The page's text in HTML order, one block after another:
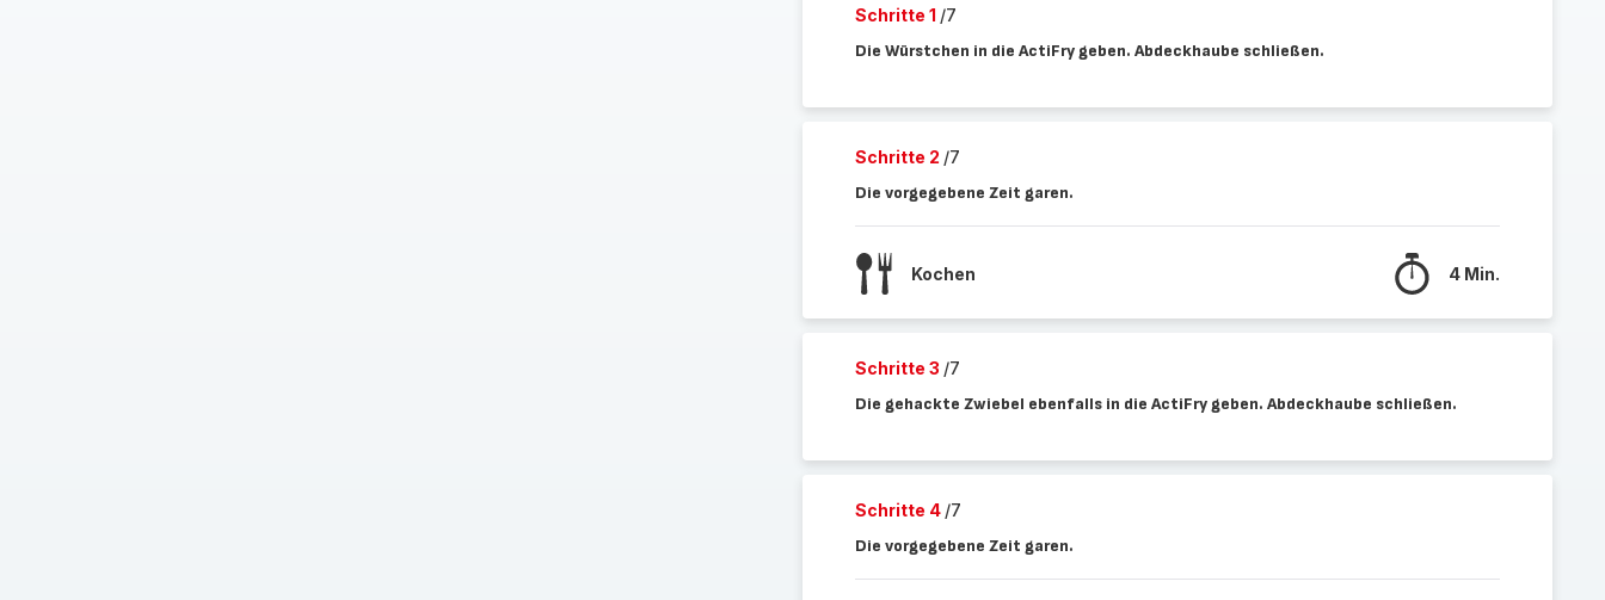
Schritte 1 /7
Die Würstchen in die ActiFry geben. Abdeckhaube schließen.
Schritte 2 /7
Die vorgegebene Zeit garen.
Kochen 4 Min.
Schritte 3 /7
Die gehackte Zwiebel ebenfalls in die ActiFry geben. Abdeckhaube schließen.
Schritte 4 /7
Die vorgegebene Zeit garen.